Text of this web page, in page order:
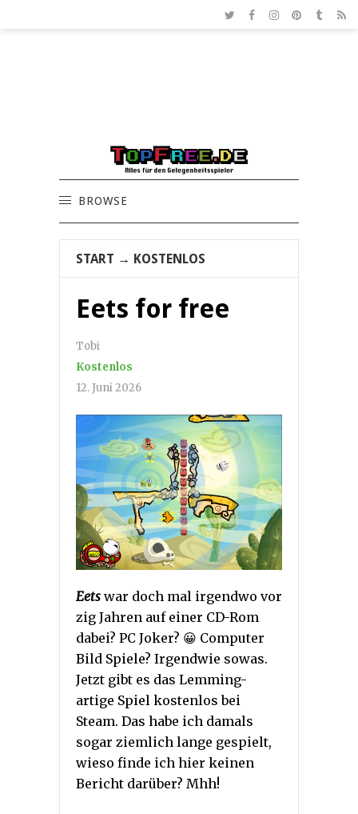
BROWSE
START → KOSTENLOS
Eets for free
Tobi
Kostenlos
12. Juni 2026
Eets war doch mal irgendwo vor
zig Jahren auf einer CD-Rom
dabei? PC Joker? 😀 Computer
Bild Spiele? Irgendwie sowas.
Jetzt gibt es das Lemming-
artige Spiel kostenlos bei
Steam. Das habe ich damals
sogar ziemlich lange gespielt,
wieso finde ich hier keinen
Bericht darüber? Mhh!